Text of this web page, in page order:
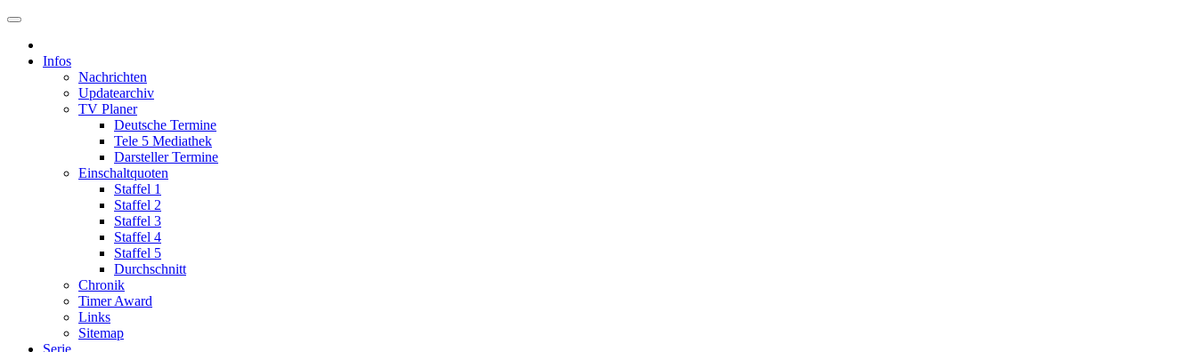
Infos
Nachrichten
Updatearchiv
TV Planer
Deutsche Termine
Tele 5 Mediathek
Darsteller Termine
Einschaltquoten
Staffel 1
Staffel 2
Staffel 3
Staffel 4
Staffel 5
Durchschnitt
Chronik
Timer Award
Links
Sitemap
Serie